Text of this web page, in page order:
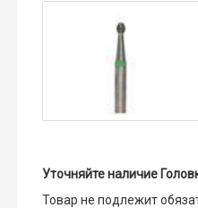
Уточняйте наличие
Товар не подлежит